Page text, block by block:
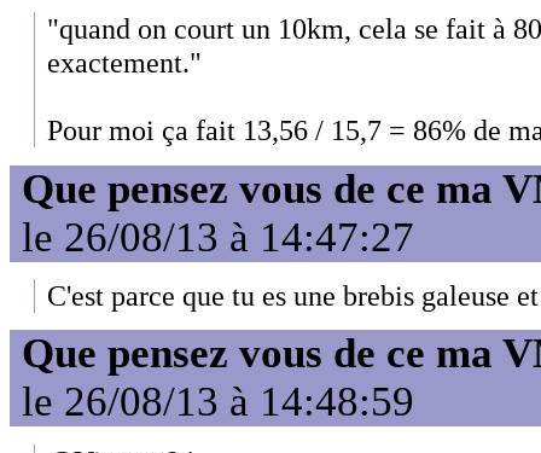
"quand on court un 10km, cela se fait à
exactement."
Pour moi ça fait 13,56 / 15,7 = 86% de
Que pensez vous de ce ma
le 26/08/13 à 14:47:27
C'est parce que tu es une brebis galeuse
Que pensez vous de ce ma
le 26/08/13 à 14:48:59